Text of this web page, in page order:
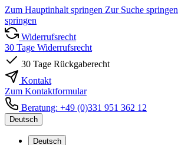
Zum Hauptinhalt springen Zur Suche springen
springen
Widerrufsrecht
30 Tage Widerrufsrecht
30 Tage Rückgaberecht
Kontakt
Zum Kontaktformular
Beratung: +49 (0)331 951 362 12
Deutsch
Deutsch